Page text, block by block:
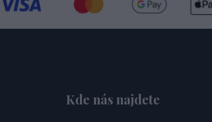
Kde nás najdete